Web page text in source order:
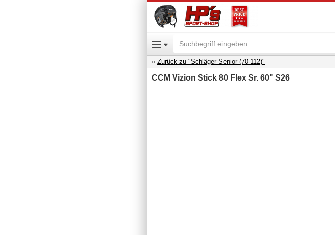
Zurück zu "Schläger Senior (70-112)"
CCM Vizion Stick 80 Flex Sr. 60" S26